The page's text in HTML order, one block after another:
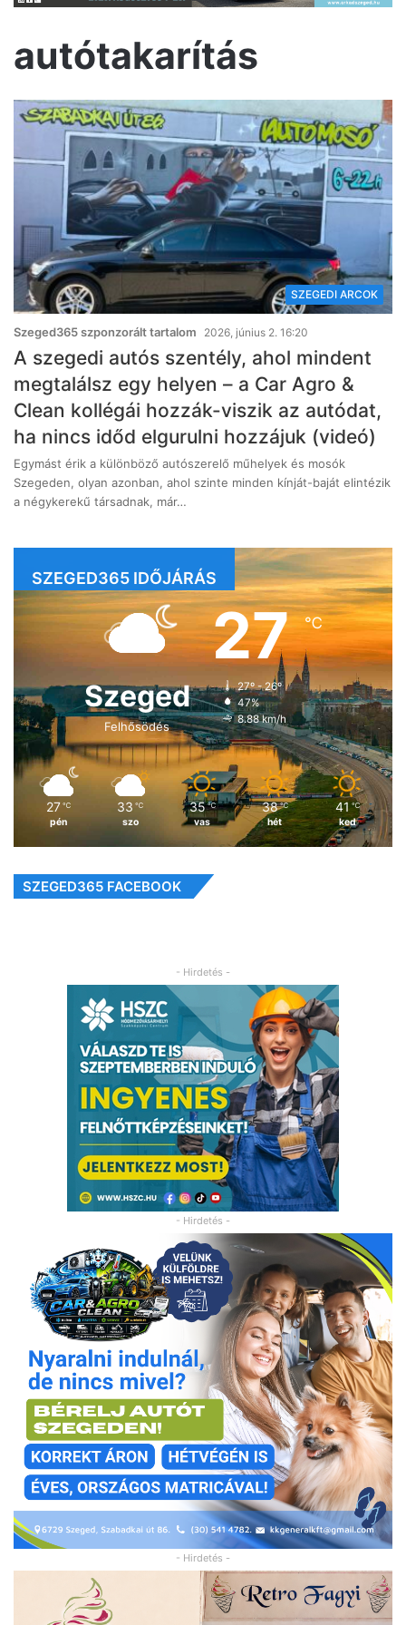
autótakarítás
SZEGEDI ARCOK
Szeged365 szponzorált tartalom 2026, június 2. 16:20
A szegedi autós szentély, ahol mindent
megtalálsz egy helyen – a Car Agro &
Clean kollégái hozzák-viszik az autódat,
ha nincs időd elgurulni hozzájuk (videó)
Egymást érik a különböző autószerelő műhelyek és mosók
Szegeden, olyan azonban, ahol szinte minden kínját-baját elintézik
a négykerekű társadnak, már…
SZEGED365 IDŐJÁRÁS
Szeged
Felhősödés
27℃
27º - 26º
47%
8.88 km/h
27 ℃
pén
33 ℃
szo
35 ℃
vas
38 ℃
hét
41 ℃
ked
SZEGED365 FACEBOOK
- Hirdetés -
- Hirdetés -
- Hirdetés -